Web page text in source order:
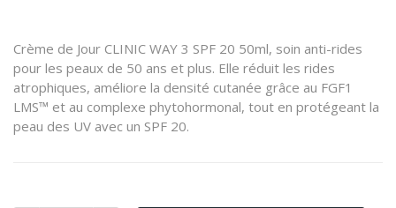
Crème de Jour CLINIC WAY 3 SPF 20 50ml, soin anti-rides
pour les peaux de 50 ans et plus. Elle réduit les rides
atrophiques, améliore la densité cutanée grâce au FGF1
LMS™ et au complexe phytohormonal, tout en protégeant la
peau des UV avec un SPF 20.